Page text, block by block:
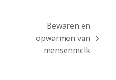
Bewaren en
opwarmen van
mensenmelk